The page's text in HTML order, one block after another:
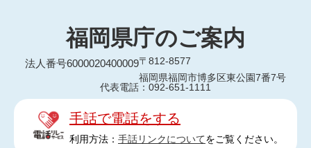
福岡県庁のご案内
法人番号6000020400009〒812-8577
福岡県福岡市博多区東公園7番7号
代表電話：092-651-1111
手話で電話をする
利用方法： 手話リンクについてをご覧ください。